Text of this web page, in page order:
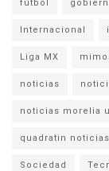
fútbol
Internacional
Liga MX
noticias
noticias morelia
quadratin noticias
Sociedad